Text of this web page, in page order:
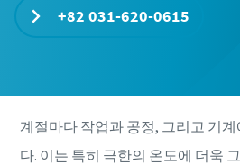
+82 031-620-0615
계절마다 작업과 공정, 그리고 기
다. 이는 특히 극한의 온도에 더욱